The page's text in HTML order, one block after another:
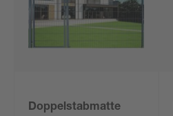
Doppelstabmatte